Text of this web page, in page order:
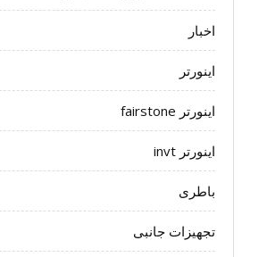
اخبار
اینورتر
اینورتر fairstone
اینورتر invt
باطری
تجهیزات جانبی